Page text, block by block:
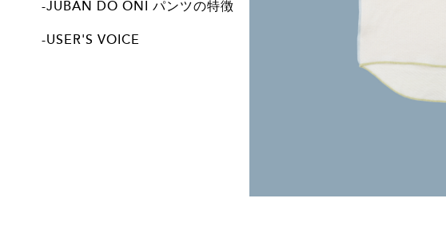
-JUBAN DO ONI パンツの特徴
-USER'S VOICE